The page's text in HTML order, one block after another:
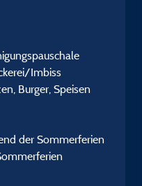
Imbiss
Burger, Speisen
der Sommerferien